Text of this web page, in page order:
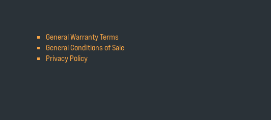
General Warranty Terms
General Conditions of Sale
Privacy Policy